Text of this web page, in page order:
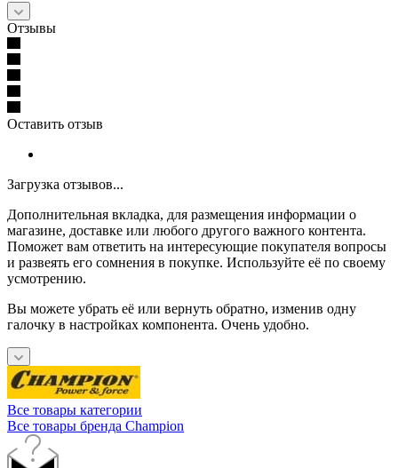
Отзывы
Оставить отзыв
Загрузка отзывов...
Дополнительная вкладка, для размещения информации о
магазине, доставке или любого другого важного контента.
Поможет вам ответить на интересующие покупателя вопросы
и развеять его сомнения в покупке. Используйте её по своему
усмотрению.
Вы можете убрать её или вернуть обратно, изменив одну
галочку в настройках компонента. Очень удобно.
Все товары категории
Все товары бренда Champion